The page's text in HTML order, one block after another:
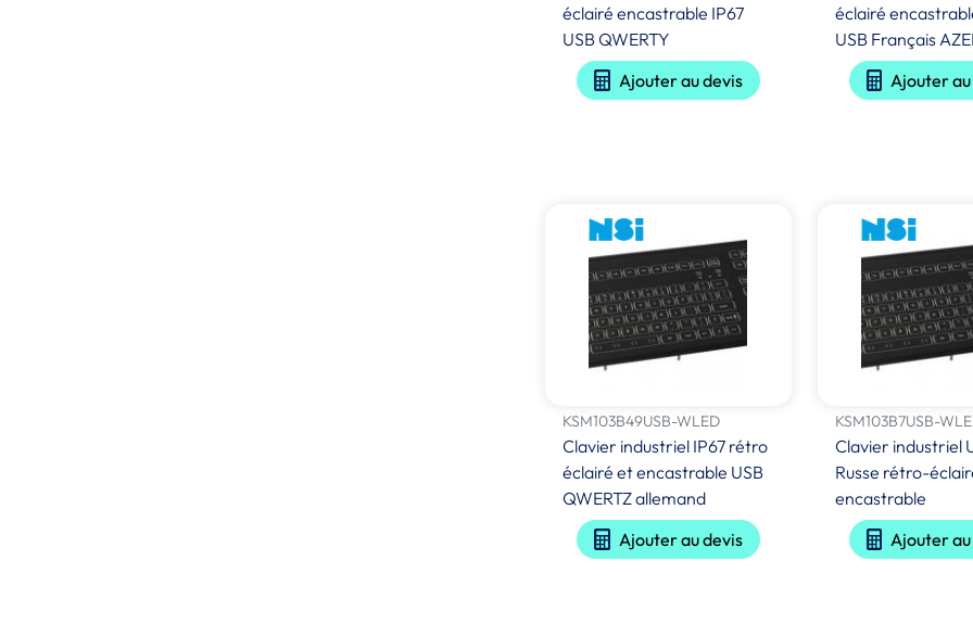
éclairé encastrable IP67
USB QWERTY
Ajouter au devis
éclairé
USB Français
Ajouter
KSM103B49USB-WLED
Clavier industriel IP67 rétro
éclairé et encastrable USB
QWERTZ allemand
Ajouter au devis
KSM103B7USB-
Clavier industriel
Russe rétro-
encastrable
Ajouter